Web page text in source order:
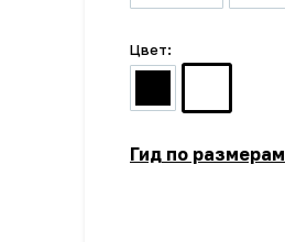
Цвет:
Гид по размерам